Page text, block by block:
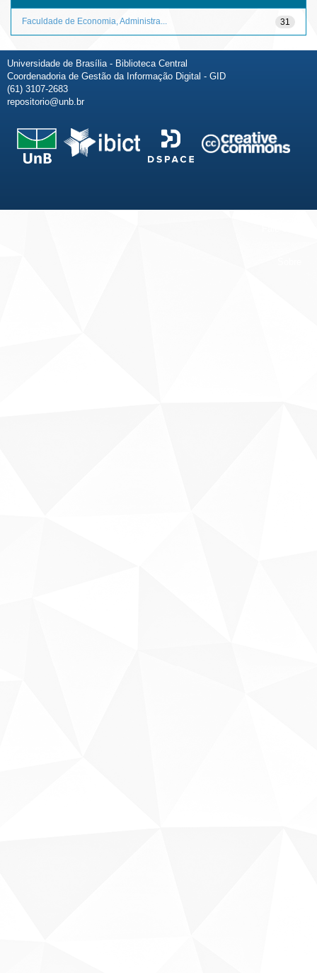
31
Faculdade de Economia, Administra...
Universidade de Brasília - Biblioteca Central
Coordenadoria de Gestão da Informação Digital - GID
(61) 3107-2683
repositorio@unb.br